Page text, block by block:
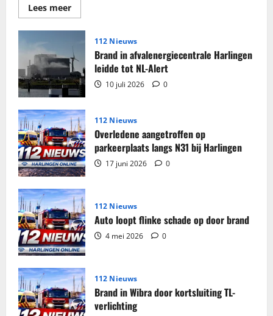
Lees meerLees
meer
Grote
sigaretten
en
tabak
in
beslag
genomen
in
woning
Harlingen
112 Nieuws
Brand in afvalenergiecentrale Harlingen
leidde tot NL-Alert
10 juli 2026 0
112 Nieuws
Overledene aangetroffen op
parkeerplaats langs N31 bij Harlingen
17 juni 2026 0
112 Nieuws
Auto loopt flinke schade op door brand
4 mei 2026 0
112 Nieuws
Brand in Wibra door kortsluiting TL-
verlichting